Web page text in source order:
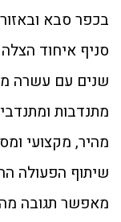
בכפר סבא
סניף איחוד
מתנדבות
מהיר, מקצועי
שיתוף הפעולה
מאפשר תגובה